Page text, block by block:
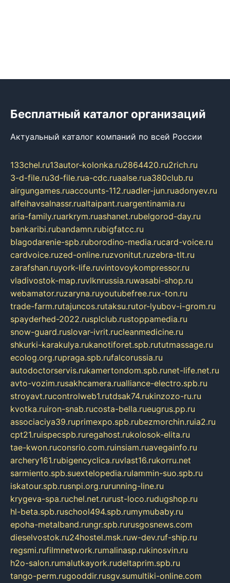
Бесплатный каталог организаций
Актуальный каталог компаний по всей России
133chel.ru13autor-kolonka.ru2864420.ru2rich.ru
3-d-file.ru3d-file.rua-cdc.ruaalse.rua380club.ru
airgungames.ruaccounts-112.ruadler-jun.ruadonyev.ru
alfeihavsalnassr.rualtaipant.ruargentinamia.ru
aria-family.ruarkrym.ruashanet.rubelgorod-day.ru
bankaribi.rubandamn.rubigfatcc.ru
blagodarenie-spb.ruborodino-media.rucard-voice.ru
cardvoice.ruzed-online.ruzvonitut.ruzebra-tlt.ru
zarafshan.ruyork-life.ruvintovoykompressor.ru
vladivostok-map.ruvlknrussia.ruwasabi-shop.ru
webamator.ruzaryna.ruyoutubefree.rux-ton.ru
trade-farm.rutajuncos.rutaksu.rutor-lyubov-i-grom.ru
spayderhed-2022.rusplclub.rustoppamedia.ru
snow-guard.ruslovar-ivrit.rucleanmedicine.ru
shkurki-karakulya.rukanotiforet.spb.rututmassage.ru
ecolog.org.rupraga.spb.rufalcorussia.ru
autodoctorservis.rukamertondom.spb.runet-life.net.ru
avto-vozim.rusakhcamera.rualliance-electro.spb.ru
stroyavt.rucontrolweb1.rutdsak74.rukinzozo-ru.ru
kvotka.ruiron-snab.rucosta-bella.rueugrus.pp.ru
associaciya39.ruprimexpo.spb.rubezmorchin.ruia2.ru
cpt21.ruispecspb.ruregahost.rukolosok-elita.ru
tae-kwon.ruconsrio.com.ruinsiam.ruavegainfo.ru
archery161.rubigencyclica.ruvlast16.rukorru.net
sarmiento.spb.suextelopedia.rulammin-suo.spb.ru
iskatour.spb.rusnpi.org.rurunning-line.ru
krygeva-spa.ruchel.net.rurust-loco.rudugshop.ru
hl-beta.spb.ruschool494.spb.rumymubaby.ru
epoha-metalband.rungr.spb.rurusgosnews.com
dieselvostok.ru24hostel.msk.ruw-dev.ruf-ship.ru
regsmi.rufilmnetwork.rumalinasp.rukinosvin.ru
h2o-salon.rumalutkayork.rudeltaprim.spb.ru
tango-perm.rugooddir.rusgv.sumultiki-online.com